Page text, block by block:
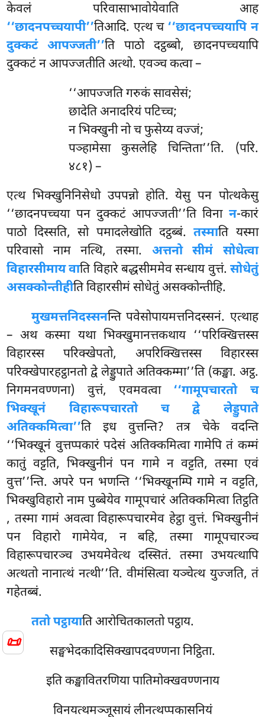
📜
केवलं परिवासाभावोयेवाति आह
‘‘छादनपच्चयापी’’तिआदि. एत्थ च ‘‘छादनपच्चयापि न
दुक्कटं आपज्जती’’ति पाठो दट्ठब्बो, छादनपच्चयापि
दुक्कटं न आपज्जतीति अत्थो. एवञ्च कत्वा –
‘‘आपज्जति गरुकं सावसेसं;
छादेति अनादरियं पटिच्च;
न भिक्खुनी नो च फुसेय्य वज्जं;
पञ्हामेसा कुसलेहि चिन्तिता’’ति. (परि.
४८१) –
एत्थ भिक्खुनिनिसेधो उपपन्नो होति. येसु पन पोत्थकेसु
‘‘छादनपच्चया पन दुक्कटं आपज्जती’’ति विना न-कारं
पाठो दिस्सति, सो पमादलेखोति दट्ठब्बं.तस्माति यस्मा
परिवासो नाम नत्थि, तस्मा. अत्तनो सीमं सोधेत्वा
विहारसीमाय वाति विहारे बद्धसीममेवसन्धाय वुत्तं. सोधेतुं
असक्कोन्तीहीति विहारसीमं सोधेतुं असक्कोन्तीहि.
मुखमत्तनिदस्सनन्ति पवेसोपायमत्तनिदस्सनं. एत्थाह
– अथ कस्मा यथा भिक्खुमानत्तकथाय ‘‘परिक्खित्तस्स
विहारस्स परिक्खेपतो, अपरिक्खित्तस्स विहारस्स
परिक्खेपारहट्ठानतो द्वे लेड्डुपाते अतिक्कम्मा’’ति (कङ्खा. अट्ठ.
निगमनवण्णना) वुत्तं, एवमवत्वा ‘‘गामूपचारतो च
भिक्खूनं विहारूपचारतो च द्वे लेड्डुपाते
अतिक्कमित्वा’’ति इध वुत्तन्ति? तत्र चेके वदन्ति
‘‘भिक्खूनं वुत्तप्पकारं पदेसं अतिक्कमित्वा गामेपि तं कम्मं
कातुं वट्टति, भिक्खुनीनं पन गामे न वट्टति, तस्मा एवं
वुत्त’’न्ति. अपरे पन भणन्ति ‘‘भिक्खूनम्पि गामे न वट्टति,
भिक्खुविहारो नाम पुब्बेयेव गामूपचारं अतिक्कमित्वा तिट्ठति
, तस्मा गामं अवत्वा विहारूपचारमेव हेट्ठा वुत्तं. भिक्खुनीनं
पन विहारो गामेयेव, न बहि, तस्मा गामूपचारञ्च
विहारूपचारञ्च उभयमेवेत्थ दस्सितं. तस्मा उभयत्थापि
अत्थतो नानात्थं नत्थी’’ति. वीमंसित्वा यञ्चेत्थ युज्जति, तं
गहेतब्बं.
ततो पट्ठायाति आरोचितकालतो पट्ठाय.
सङ्घभेदकादिसिक्खापदवण्णना निट्ठिता.
इति कङ्खावितरणिया पातिमोक्खवण्णनाय
विनयत्थमञ्जूसायं लीनत्थप्पकासनियं